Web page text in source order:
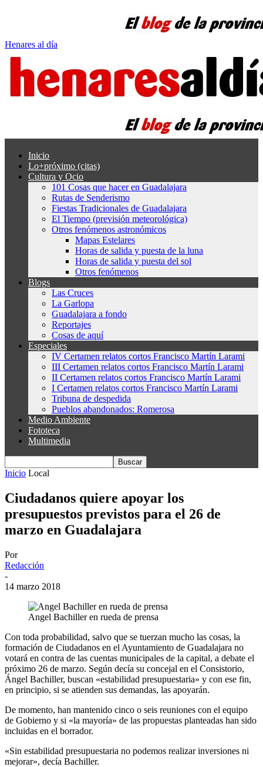
Henares al día
Inicio
Lo+próximo (citas)
Cultura y Ocio
101 Cosas que hacer en Guadalajara
Rutas de Senderismo
Fiestas Tradicionales de Guadalajara
El Tiempo (previsión meteorológica)
Otros fenómenos astronómicos
Mapas Estelares
Horas de salida y puesta de la luna
Horas de salida y puesta del sol
Otros fenómenos
Blogs
Las Cruces
La Garlopa
Guadalajara a fondo
Reportajes
Cosas de aquí
Especiales
IV Certamen relatos cortos Francisco Martín Larami
III Certamen relatos cortos Francisco Martín Larami
II Certamen relatos cortos Francisco Martín Larami
I Certamen relatos cortos Francisco Martín Larami
Tribuna de despedida
Pueblos abandonados: Romerosa
Medio Ambiente
Fototeca
Multimedia
Inicio Local
Ciudadanos quiere apoyar los
presupuestos previstos para el 26 de
marzo en Guadalajara
Por
Redacción
-
14 marzo 2018
Angel Bachiller en rueda de prensa
Con toda probabilidad, salvo que se tuerzan mucho las cosas, la
formación de Ciudadanos en el Ayuntamiento de Guadalajara no
votará en contra de las cuentas municipales de la capital, a debate el
próximo 26 de marzo. Según decía su concejal en el Consistorio,
Ángel Bachiller, buscan «estabilidad presupuestaria» y con ese fin,
en principio, si se atienden sus demandas, las apoyarán.
De momento, han mantenido cinco o seis reuniones con el equipo
de Gobierno y si «la mayoría» de las propuestas planteadas han sido
incluidas en el borrador.
«Sin estabilidad presupuestaria no podemos realizar inversiones ni
mejorar», decía Bachiller.